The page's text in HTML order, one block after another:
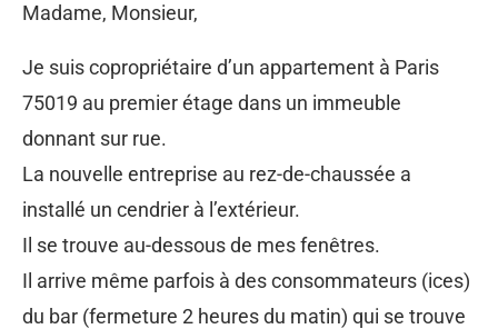
Madame, Monsieur,
Je suis copropriétaire d’un appartement à Paris
75019 au premier étage dans un immeuble
donnant sur rue.
La nouvelle entreprise au rez-de-chaussée a
installé un cendrier à l’extérieur.
Il se trouve au-dessous de mes fenêtres.
Il arrive même parfois à des consommateurs (ices)
du bar (fermeture 2 heures du matin) qui se trouve